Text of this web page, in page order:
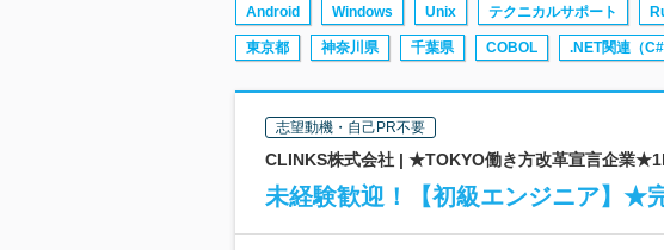
Android Windows Unix テクニカルサポート
東京都 神奈川県 千葉県 COBOL .NET関連（
志望動機・自己PR不要
CLINKS株式会社 | ★TOKYO働き方改革宣言企業
未経験歓迎！【初級エンジニア】★